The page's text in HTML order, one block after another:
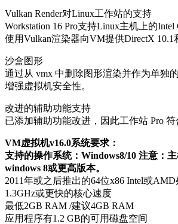
Vulkan Render对Linux工作站的支持
Workstation 16 Pro支持Linux主机上的
使用Vulkan渲染器向VM提供DirectX 10.1
沙盒图形
通过从 vmx 中删除图形渲染并作为单独
增强虚拟机安全性。
改进的辅助功能支持
已添加辅助功能改进，因此工作站 Pro 符
VM虚拟机v16.0系统要求：
支持的操作系统：Windows8/10 注意：
windows 8或更高版本。
2011年或之后推出的64位x86 Intel或AMD
1.3GHz或更快的核心速度
最低2GB RAM /建议4GB RAM
应用程序有1.2 GB的可用磁盘空间